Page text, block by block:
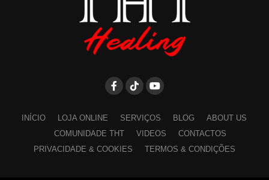
INÍCIO LOJA ONLINE SERVIÇOS BLOG
ABOUT US
COMUNIDADE THT
VIDEOS
CONTACTOS
PRIVACIDADE & COOKIES
TERMOS & CONDIÇÕES